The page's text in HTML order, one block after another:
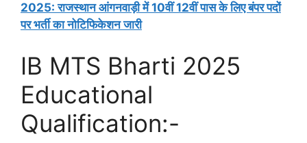
2025: राजस्थान आंगनवाड़ी में 10वीं 12वीं पास के लिए बंपर पदों
पर भर्ती का नोटिफिकेशन जारी
IB MTS Bharti 2025
Educational
Qualification:-